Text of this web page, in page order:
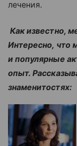
лечения.
Как известно,
Интересно, что
и популярные
опыт.
знаменитостях: